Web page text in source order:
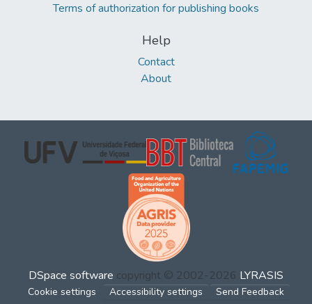
Terms of authorization for publishing books
Help
Contact
About
DSpace software copyright © 2002-2026 LYRASIS
Cookie settings Accessibility settings Send Feedback